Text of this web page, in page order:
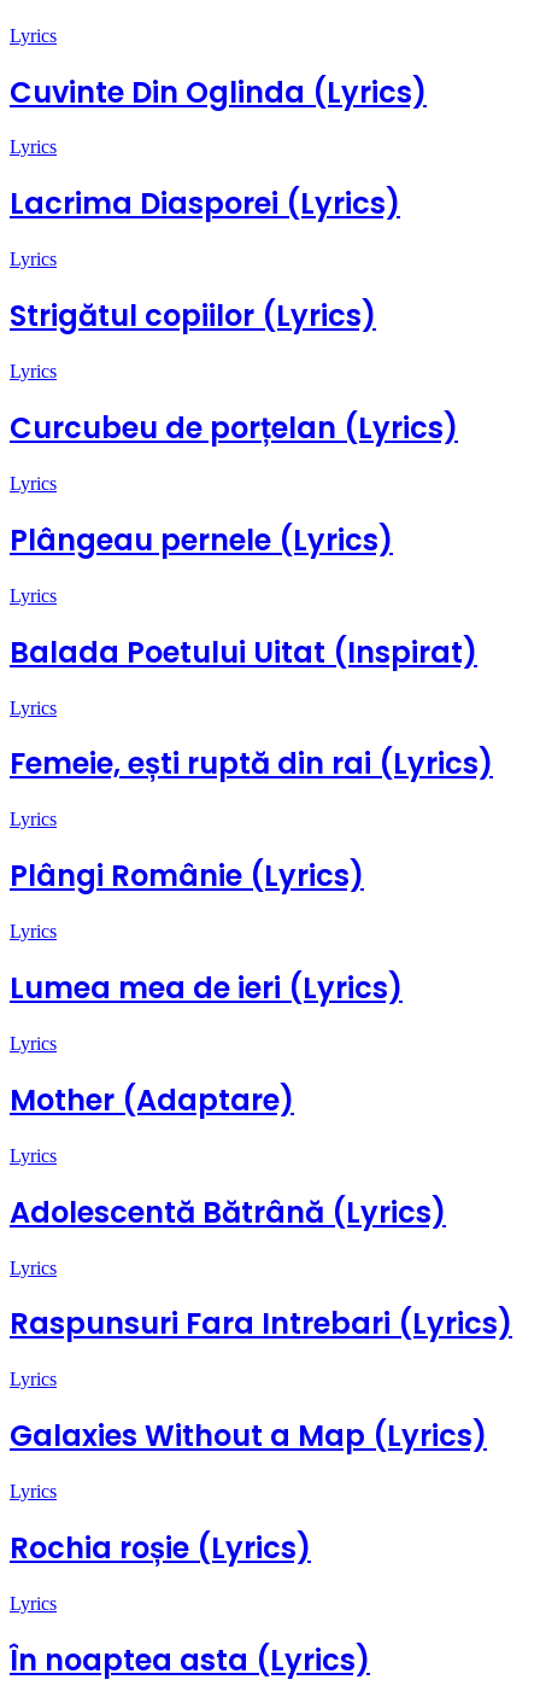
Lyrics
Cuvinte Din Oglinda (Lyrics)
Lyrics
Lacrima Diasporei (Lyrics)
Lyrics
Strigătul copiilor (Lyrics)
Lyrics
Curcubeu de porțelan (Lyrics)
Lyrics
Plângeau pernele (Lyrics)
Lyrics
Balada Poetului Uitat (Inspirat)
Lyrics
Femeie, ești ruptă din rai (Lyrics)
Lyrics
Plângi Românie (Lyrics)
Lyrics
Lumea mea de ieri (Lyrics)
Lyrics
Mother (Adaptare)
Lyrics
Adolescentă Bătrână (Lyrics)
Lyrics
Raspunsuri Fara Intrebari (Lyrics)
Lyrics
Galaxies Without a Map (Lyrics)
Lyrics
Rochia roșie (Lyrics)
Lyrics
În noaptea asta (Lyrics)